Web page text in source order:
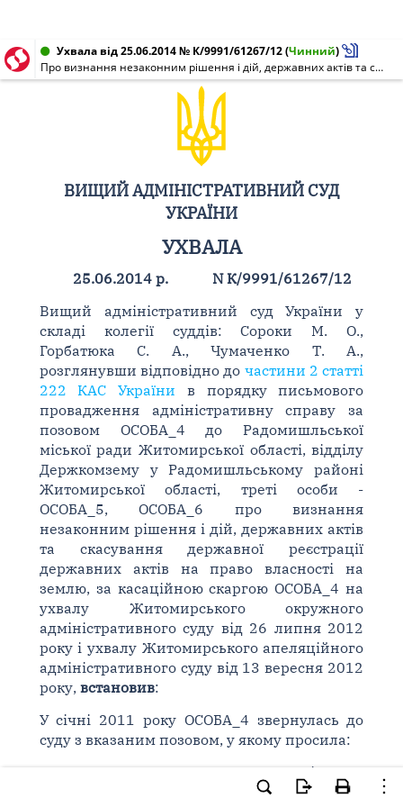
Ухвала від 25.06.2014 № К/9991/61267/12(Чинний)
Про визнання незаконним рішення і дій, державних актів та скасування державної реєстрації державних актів на право власності на землю
ВИЩИЙ АДМІНІСТРАТИВНИЙ СУД
УКРАЇНИ
УХВАЛА
25.06.2014 р.
N К/9991/61267/12
Вищий адміністративний суд України у
складі колегії суддів: Сороки М. О.,
Горбатюка С. А., Чумаченко Т. А.,
розглянувши відповідно до частини 2 статті
222 КАС України в порядку письмового
провадження адміністративну справу за
позовом ОСОБА_4 до Радомишльської
міської ради Житомирської області, відділу
Держкомзему у Радомишльському районі
Житомирської області, треті особи -
ОСОБА_5, ОСОБА_6 про визнання
незаконним рішення і дій, державних актів
та скасування державної реєстрації
державних актів на право власності на
землю, за касаційною скаргою ОСОБА_4 на
ухвалу Житомирського окружного
адміністративного суду від 26 липня 2012
року і ухвалу Житомирського апеляційного
адміністративного суду від 13 вересня 2012
року, встановив:
У січні 2011 року ОСОБА_4 звернулась до
суду з вказаним позовом, у якому просила:
визнати незаконним рішення
Радомишльської міської ради 22 сесії 5